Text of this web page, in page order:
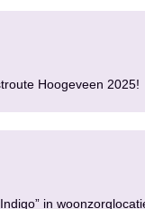
Kunstroute
in